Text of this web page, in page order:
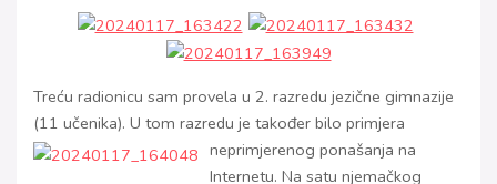
Treću radionicu sam provela u 2. razredu jezične gimnazije
(11 učenika). U tom razredu je također bilo primjera
neprimjerenog ponašanja na
Internetu. Na satu njemačkog